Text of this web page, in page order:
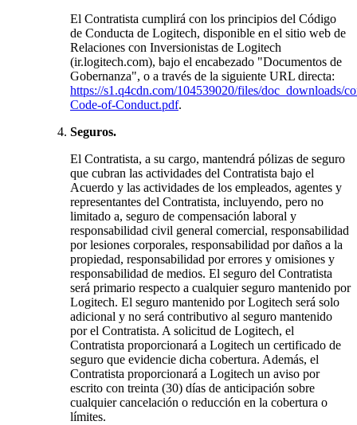
El Contratista cumplirá con los principios del Código
de Conducta de Logitech, disponible en el sitio web de
Relaciones con Inversionistas de Logitech
(ir.logitech.com), bajo el encabezado "Documentos de
Gobernanza", o a través de la siguiente URL directa:
https://s1.q4cdn.com/104539020/files/doc_downloads/
Code-of-Conduct.pdf.
Seguros.
El Contratista, a su cargo, mantendrá pólizas de seguro
que cubran las actividades del Contratista bajo el
Acuerdo y las actividades de los empleados, agentes y
representantes del Contratista, incluyendo, pero no
limitado a, seguro de compensación laboral y
responsabilidad civil general comercial, responsabilidad
por lesiones corporales, responsabilidad por daños a la
propiedad, responsabilidad por errores y omisiones y
responsabilidad de medios. El seguro del Contratista
será primario respecto a cualquier seguro mantenido por
Logitech. El seguro mantenido por Logitech será solo
adicional y no será contributivo al seguro mantenido
por el Contratista. A solicitud de Logitech, el
Contratista proporcionará a Logitech un certificado de
seguro que evidencie dicha cobertura. Además, el
Contratista proporcionará a Logitech un aviso por
escrito con treinta (30) días de anticipación sobre
cualquier cancelación o reducción en la cobertura o
límites.